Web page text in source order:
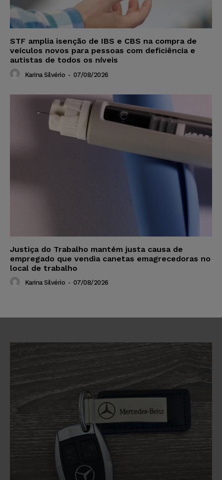
STF amplia isenção de IBS e CBS na compra de
veículos novos para pessoas com deficiência e
autistas de todos os níveis
Karina Silvério - 07/08/2026
Justiça do Trabalho mantém justa causa de
empregado que vendia canetas emagrecedoras no
local de trabalho
Karina Silvério - 07/08/2026